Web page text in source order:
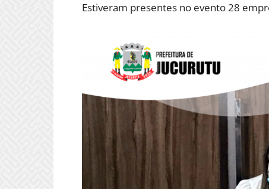
Estiveram presentes no evento 28